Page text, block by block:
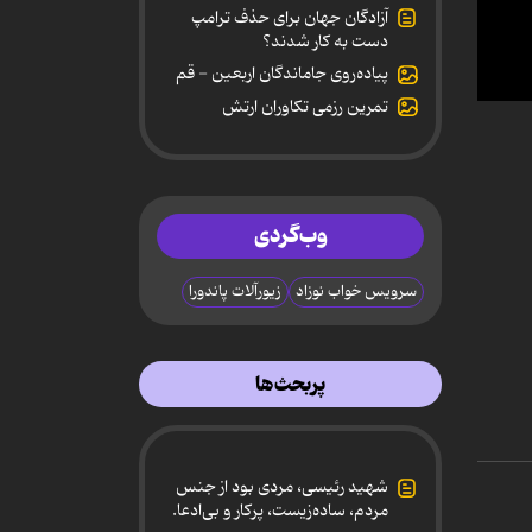
0
آزادگان جهان برای حذف ترامپ
دست به کار شدند؟
پیاده‌روی جاماندگان اربعین - قم
تمرین رزمی تکاوران ارتش
وب‌گردی
سرویس خواب نوزاد زیورآلات پاندورا
پربحث‌ها
شهید رئیسی، مردی بود از جنس
مردم، ساده‌زیست، پرکار و بی‌ادعا.